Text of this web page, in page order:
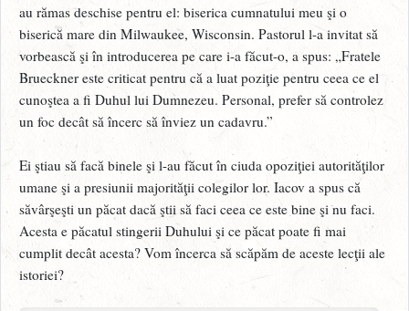
au rămas deschise pentru el: biserica cumnatului meu şi o
biserică mare din Milwaukee, Wisconsin. Pastorul l-a invitat să
vorbească şi în introducerea pe care i-a făcut-o, a spus: „Fratele
Brueckner este criticat pentru că a luat poziţie pentru ceea ce el
cunoştea a fi Duhul lui Dumnezeu. Personal, prefer să controlez
un foc decât să încerc să înviez un cadavru.”
Ei ştiau să facă binele şi l-au făcut în ciuda opoziţiei autorităţilor
umane şi a presiunii majorităţii colegilor lor. Iacov a spus că
săvârşeşti un păcat dacă ştii să faci ceea ce este bine şi nu faci.
Acesta e păcatul stingerii Duhului şi ce păcat poate fi mai
cumplit decât acesta? Vom încerca să scăpăm de aceste lecţii ale
istoriei?